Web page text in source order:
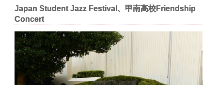
Japan Student Jazz Festival、甲南高校Friendship
Concert